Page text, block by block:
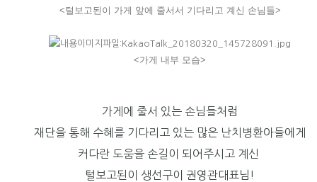
<털보고된이 가게 앞에 줄서서 기다리고 계신 손님들>
<가게 내부 모습>
가게에 줄서 있는 손님들처럼
재단을 통해 수혜를 기다리고 있는 많은 난치병환아들에게
커다란 도움을 손길이 되어주시고 계신
털보고된이 생선구이 권영관대표님!